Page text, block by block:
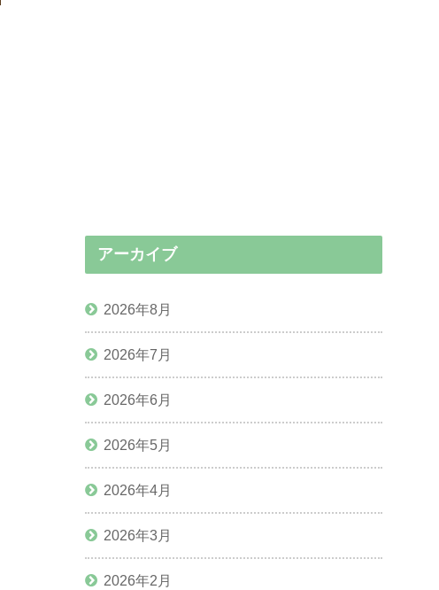
アーカイブ
2026年8月
2026年7月
2026年6月
2026年5月
2026年4月
2026年3月
2026年2月